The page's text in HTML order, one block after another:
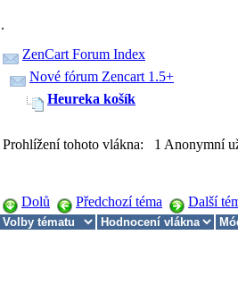
.
ZenCart Forum Index
Nové fórum Zencart 1.5+
Heureka košík
Prohlížení tohoto vlákna: 1 Anonymní
Dolů Předchozí téma Další